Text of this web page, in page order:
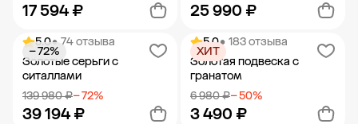
17 594 ₽
Добавить в корзину
25 990 ₽
Добавить в корзину
5.0• 74 отзыва
Золотые серьги с
ситаллами
139 980 ₽− 72%
39 194 ₽
− 72%
5.0• 183 отзыва
Золотая подвеска с
гранатом
6 980 ₽− 50%
3 490 ₽
ХИТ